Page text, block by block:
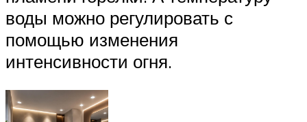
воды можно регулировать с
помощью изменения
интенсивности огня.